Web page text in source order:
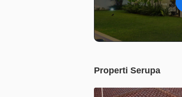
Properti Serupa